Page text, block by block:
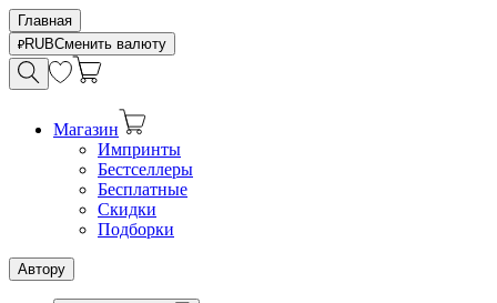
Главная
RUBСменить валюту
Магазин
Импринты
Бестселлеры
Бесплатные
Скидки
Подборки
Автору